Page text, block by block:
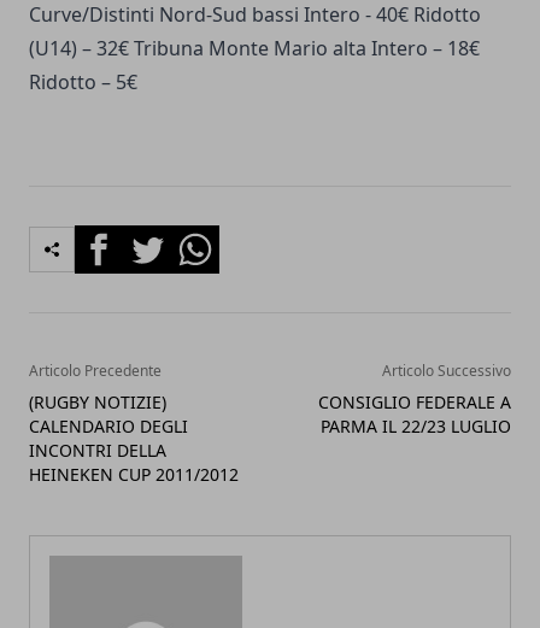
Curve/Distinti Nord-Sud bassi Intero - 40€ Ridotto
(U14) – 32€ Tribuna Monte Mario alta Intero – 18€
Ridotto – 5€
FacebookTwitterWhatsapp
Articolo Precedente
(RUGBY NOTIZIE)
CALENDARIO DEGLI
INCONTRI DELLA
HEINEKEN CUP 2011/2012
Articolo Successivo
CONSIGLIO FEDERALE A
PARMA IL 22/23 LUGLIO